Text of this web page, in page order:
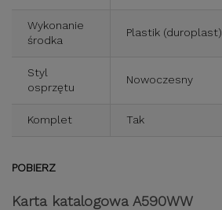
Wykonanie
środka
Plastik (duroplast)
Styl
osprzętu
Nowoczesny
Komplet Tak
POBIERZ
Karta katalogowa A590WW